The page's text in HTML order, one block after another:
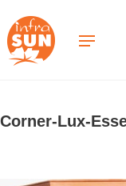
Corner-Lux-